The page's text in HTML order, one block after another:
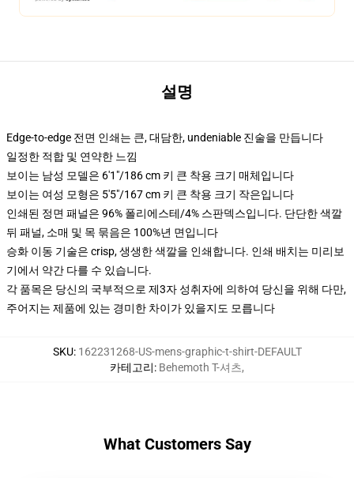
설명
Edge-to-edge 전면 인쇄는 큰, 대담한, undeniable 진술을 만듭니다
일정한 적합 및 연약한 느낌
보이는 남성 모델은 6'1"/186 cm 키 큰 착용 크기 매체입니다
보이는 여성 모형은 5'5"/167 cm 키 큰 착용 크기 작은입니다
인쇄된 정면 패널은 96% 폴리에스테/4% 스판덱스입니다. 단단한 색깔
뒤 패널, 소매 및 목 묶음은 100%년 면입니다
승화 이동 기술은 crisp, 생생한 색깔을 인쇄합니다. 인쇄 배치는 미리보
기에서 약간 다를 수 있습니다.
각 품목은 당신의 국부적으로 제3자 성취자에 의하여 당신을 위해 다만,
주어지는 제품에 있는 경미한 차이가 있을지도 모릅니다
SKU: 162231268-US-mens-graphic-t-shirt-DEFAULT
카테고리: Behemoth T-셔츠,
What Customers Say